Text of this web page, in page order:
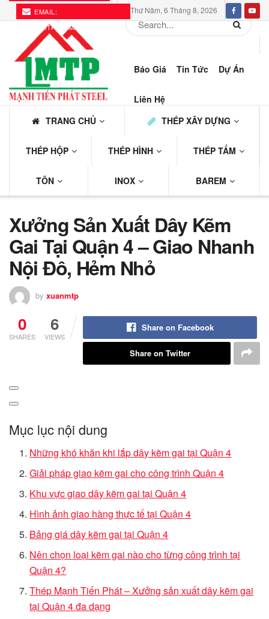
EMAIL:
THEPMTP@GMAIL.COM
Thứ Năm, 6 Tháng 8, 2026
Báo Giá Tin Tức Dự Án
Liên Hệ
TRANG CHỦ
THÉP XÂY DỰNG
THÉP HỘP THÉP HÌNH THÉP TẤM
TÔN INOX BAREM
Xưởng Sản Xuất Dây Kẽm
Gai Tại Quận 4 – Giao Nhanh
Nội Đô, Hẻm Nhỏ
by xuanmtp
0
SHARES
6
VIEWS
Share on Facebook
Share on Twitter
Mục lục nội dung
Những khó khăn khi lắp dây kẽm gai tại Quận 4
Giải pháp giao kẽm gai cho công trình Quận 4
Khu vực giao dây kẽm gai tại Quận 4
Hình ảnh giao hàng thực tế tại Quận 4
Bảng giá dây kẽm gai tại Quận 4
Nên chọn loại kẽm gai nào cho từng công trình tại
Quận 4?
Thép Mạnh Tiến Phát – Xưởng sản xuất dây kẽm gai
tại Quận 4 đa dạng